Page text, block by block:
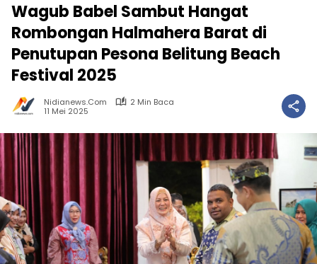
Wagub Babel Sambut Hangat
Rombongan Halmahera Barat di
Penutupan Pesona Belitung Beach
Festival 2025
Nidianews.com
2 Min Baca
11 Mei 2025